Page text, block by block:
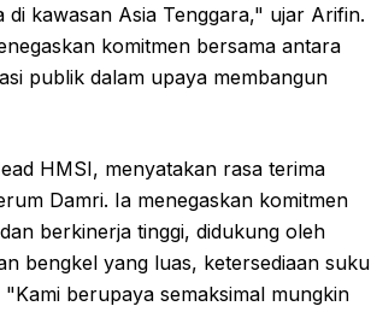
kawasan Asia Tenggara," ujar Arifin.
komitmen bersama antara
publik dalam upaya membangun
HMSI, menyatakan rasa terima
Damri. Ia menegaskan komitmen
berkinerja tinggi, didukung oleh
bengkel yang luas, ketersediaan suku
berupaya semaksimal mungkin